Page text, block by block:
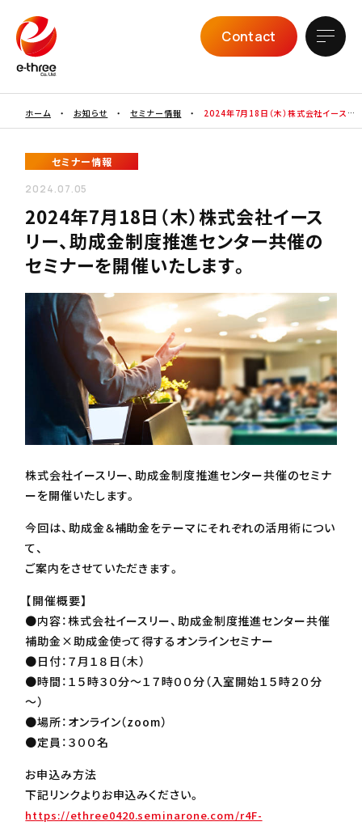
Contact
ホーム ・ お知らせ ・セミナー情報 ・ 2024年7月18日（木）株式会社イースリ
ー、助成金制度推進センター共催のセミナーを開催いたします。
セミナー情報
2024.07.05
2024年7月18日（木）株式会社イース
リー、助成金制度推進センター共催の
セミナーを開催いたします。
株式会社イースリー、助成金制度推進センター共催のセミナ
ーを開催いたします。
今回は、助成金＆補助金をテーマにそれぞれの活用術につい
て、
ご案内をさせていただきます。
【開催概要】
●内容：株式会社イースリー、助成金制度推進センター共催
補助金×助成金使って得するオンラインセミナー
●日付：７月１８日（木）
●時間：１５時３０分～１７時００分（入室開始１５時２０分
～）
●場所：オンライン（zoom）
●定員：３００名
お申込み方法
下記リンクよりお申込みください。
https://ethree0420.seminarone.com/r4F-